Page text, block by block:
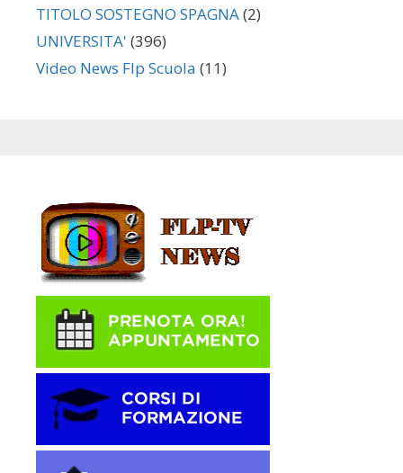
TITOLO SOSTEGNO SPAGNA(2)
UNIVERSITA' (396)
Video News Flp Scuola (11)